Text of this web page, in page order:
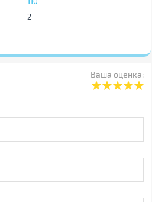
2
без предварительного
Ваша оценка: